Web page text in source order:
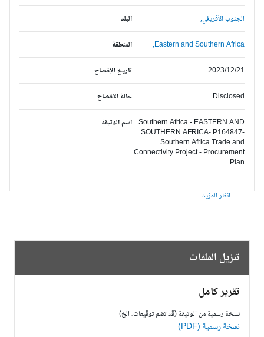
البلد الجنوب الأفريقي,
المنطقة Eastern and Southern Africa,
تاريخ الإفصاح 2023/12/21
حالة الافصاح Disclosed
اسم الوثيقة Southern Africa - EASTERN AND
SOUTHERN AFRICA- P164847-
Southern Africa Trade and
Connectivity Project - Procurement
Plan
انظر المزيد
تنزيل الملفات
تقرير كامل
نسخة رسمية من الوثيقة (قد تضم توقيعات، الخ)
نسخة رسمية (PDF)